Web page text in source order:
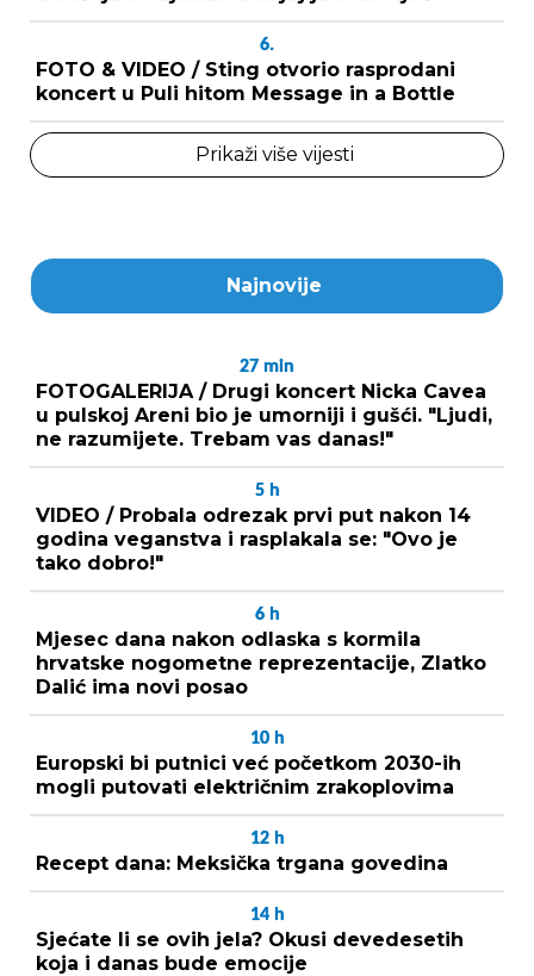
6.
FOTO & VIDEO / Sting otvorio rasprodani
koncert u Puli hitom Message in a Bottle
Prikaži više vijesti
Najnovije
27 min
FOTOGALERIJA / Drugi koncert Nicka Cavea
u pulskoj Areni bio je umorniji i gušći. "Ljudi,
ne razumijete. Trebam vas danas!"
5 h
VIDEO / Probala odrezak prvi put nakon 14
godina veganstva i rasplakala se: "Ovo je
tako dobro!"
6 h
Mjesec dana nakon odlaska s kormila
hrvatske nogometne reprezentacije, Zlatko
Dalić ima novi posao
10 h
Europski bi putnici već početkom 2030-ih
mogli putovati električnim zrakoplovima
12 h
Recept dana: Meksička trgana govedina
14 h
Sjećate li se ovih jela? Okusi devedesetih
koja i danas bude emocije